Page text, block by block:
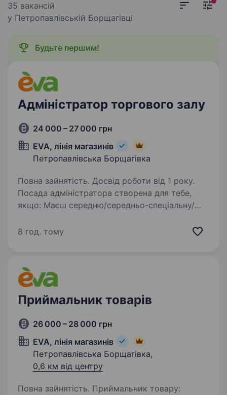
35 вакансій
у Петропавлівській Борщагівці
Будьте першим!
Адміністратор торгового залу
24 000 – 27 000 грн
EVA, лінія магазинів
Петропавлівська Борщагівка
Повна зайнятість. Досвід роботи від 1 року.
Посада адміністратора створена для тебе,
якщо: Маєш середню/середньо-спеціальну/
на адміністративній посаді (торгівля) рік і
8 год. тому
Приймальник товарів
26 000 – 28 000 грн
EVA, лінія магазинів
Петропавлівська Борщагівка,
0,6 км від центру
Повна зайнятість. Приймальник товару: